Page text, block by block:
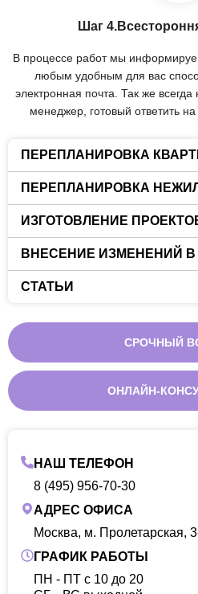
Шаг
В процессе работ мы
любым удобным для вас
электронная почта. Так же
менеджер, готовый ответить
ПЕРЕПЛАНИРОВКА
ПЕРЕПЛАНИРОВКА
ИЗГОТОВЛЕНИЕ
ВНЕСЕНИЕ ИЗМЕНЕНИЙ В
СТАТЬИ
СРОЧНЫЙ
ОНЛАЙН-
НАШ ТЕЛЕФОН
8 (495) 956-70-30
АДРЕС ОФИСА
Москва, м. Пролетарская,
ГРАФИК РАБОТЫ
ПН - ПТ с 10 до 20